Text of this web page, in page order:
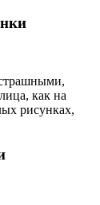
как на
рисунках,